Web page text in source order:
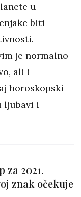
u
biti
je normalno
ali i
horoskopski
ljubavi i
za 2021.
znak očekuje